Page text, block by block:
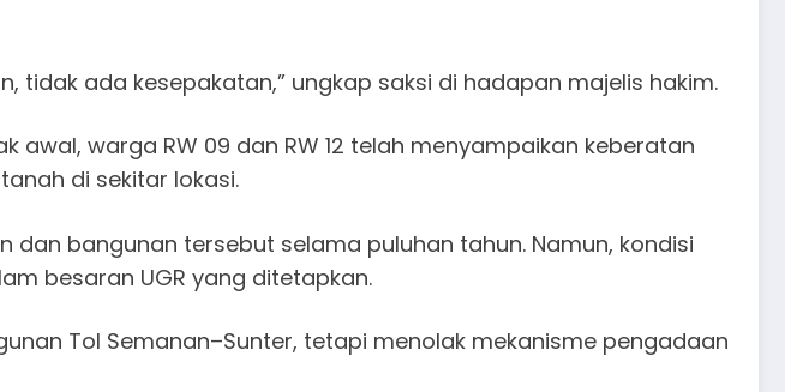
tidak ada kesepakatan,” ungkap saksi di hadapan majelis hakim.
warga RW 09 dan RW 12 telah menyampaikan keberatan
di sekitar lokasi.
bangunan tersebut selama puluhan tahun. Namun, kondisi
besaran UGR yang ditetapkan.
Tol Semanan–Sunter, tetapi menolak mekanisme pengadaan